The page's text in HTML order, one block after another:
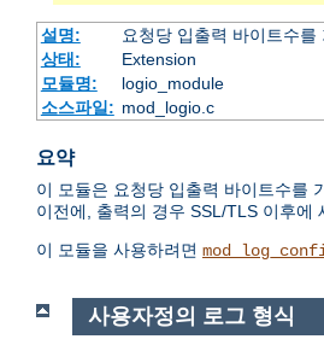
설명:
요청당 입출력 바이트수를
상태:
Extension
모듈명:
logio_module
소스파일: mod_logio.c
요약
이 모듈은 요청당 입출력 바이트수를
이전에, 출력의 경우 SSL/TLS 이후에
이 모듈을 사용하려면
사용자정의 로그 형식